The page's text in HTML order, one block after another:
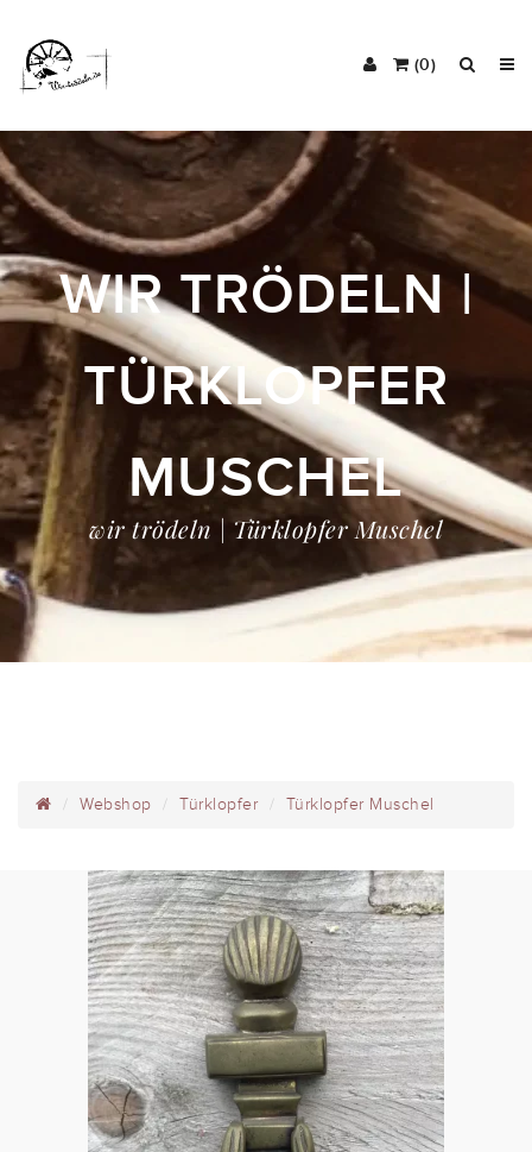
(0)
WIR TRÖDELN |
TÜRKLOPFER
MUSCHEL
wir trödeln | Türklopfer Muschel
Webshop Türklopfer Türklopfer Muschel